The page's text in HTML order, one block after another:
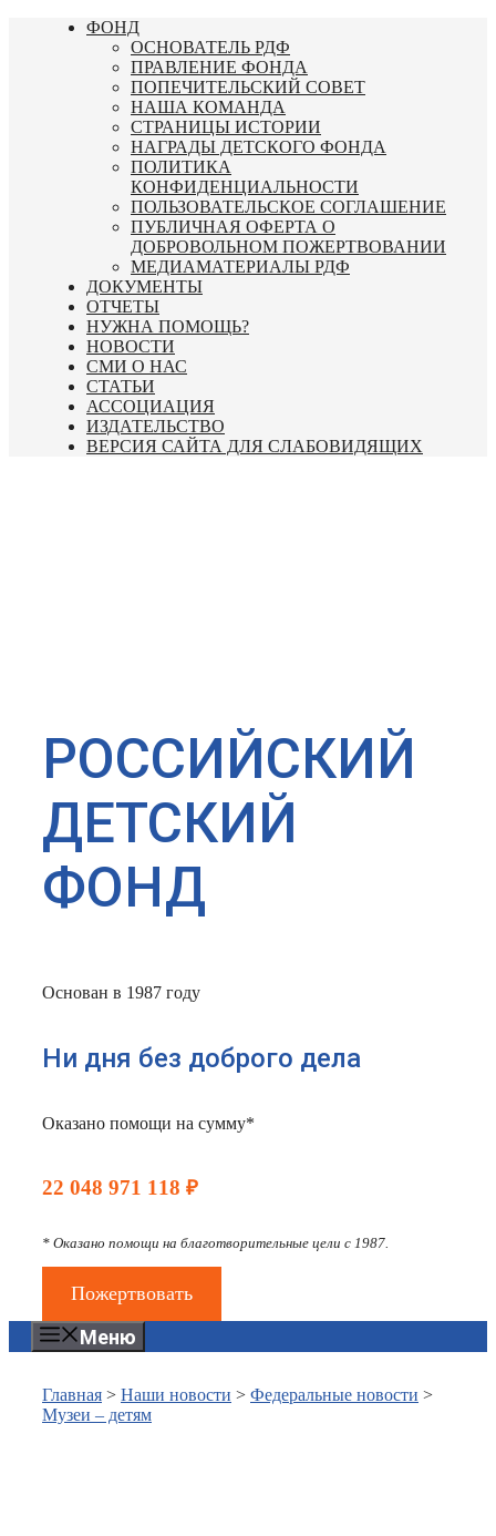
Перейти
ФОНД
ОСНОВАТЕЛЬ РДФ
ПРАВЛЕНИЕ ФОНДА
ПОПЕЧИТЕЛЬСКИЙ СОВЕТ
НАША КОМАНДА
СТРАНИЦЫ ИСТОРИИ
НАГРАДЫ ДЕТСКОГО ФОНДА
ПОЛИТИКА
КОНФИДЕНЦИАЛЬНОСТИ
ПОЛЬЗОВАТЕЛЬСКОЕ СОГЛАШЕНИЕ
ПУБЛИЧНАЯ ОФЕРТА О
ДОБРОВОЛЬНОМ ПОЖЕРТВОВАНИИ
МЕДИАМАТЕРИАЛЫ РДФ
ДОКУМЕНТЫ
ОТЧЕТЫ
НУЖНА ПОМОЩЬ?
НОВОСТИ
СМИ О НАС
СТАТЬИ
АССОЦИАЦИЯ
ИЗДАТЕЛЬСТВО
ВЕРСИЯ САЙТА ДЛЯ СЛАБОВИДЯЩИХ
РОССИЙСКИЙ
ДЕТСКИЙ
ФОНД
Основан в 1987 году
Ни дня без доброго дела
Оказано помощи на сумму*
22 048 971 118 ₽
* Оказано помощи на благотворительные цели с 1987.
Пожертвовать
Меню
Главная > Наши новости > Федеральные новости >
Музеи – детям